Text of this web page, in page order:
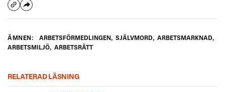
ÄMNEN: ARBETSFÖRMEDLINGEN, SJÄLVMORD, ARBETSMARKNAD,
ARBETSMILJÖ, ARBETSRÄTT
RELATERAD LÄSNING